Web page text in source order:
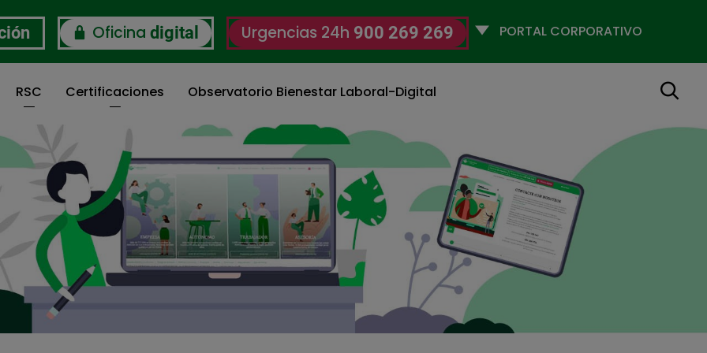
Oficina digital Urgencias 24h 900 269 269
Selecciona
RSC Certificaciones Observatorio Bienestar Laboral-Digital Buscar